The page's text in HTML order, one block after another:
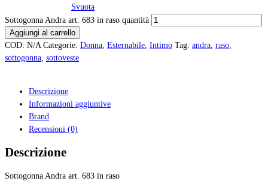
Svuota
Sottogonna Andra art. 683 in raso quantità
Aggiungi al carrello
COD: N/A Categorie: Donna, Esternabile, Intimo Tag: andra, raso,
sottogonna, sottoveste
Descrizione
Informazioni aggiuntive
Brand
Recensioni (0)
Descrizione
Sottogonna Andra art. 683 in raso